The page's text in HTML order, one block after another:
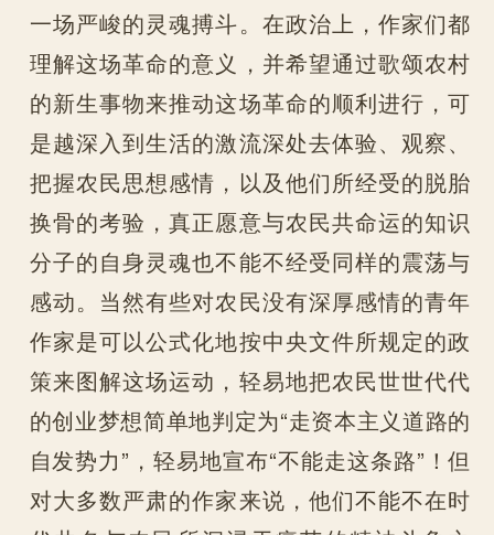
一场严峻的灵魂搏斗。在政治上，作家们都
理解这场革命的意义，并希望通过歌颂农村
的新生事物来推动这场革命的顺利进行，可
是越深入到生活的激流深处去体验、观察、
把握农民思想感情，以及他们所经受的脱胎
换骨的考验，真正愿意与农民共命运的知识
分子的自身灵魂也不能不经受同样的震荡与
感动。当然有些对农民没有深厚感情的青年
作家是可以公式化地按中央文件所规定的政
策来图解这场运动，轻易地把农民世世代代
的创业梦想简单地判定为“走资本主义道路的
自发势力”，轻易地宣布“不能走这条路”！但
对大多数严肃的作家来说，他们不能不在时